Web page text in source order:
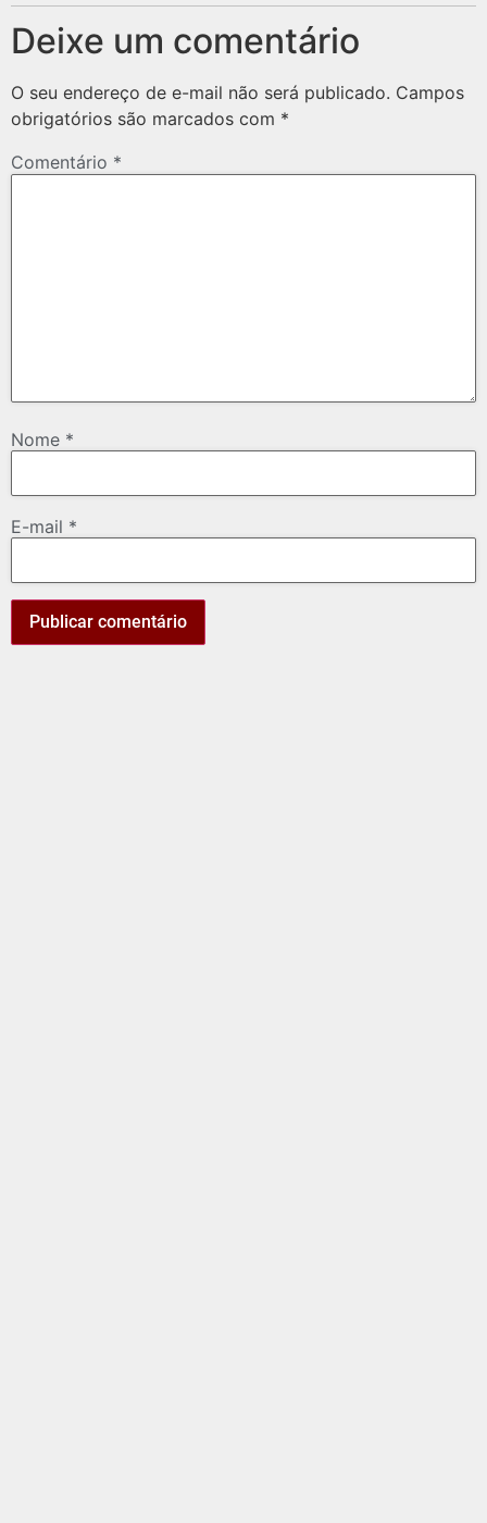
Deixe um comentário
O seu endereço de e-mail não será publicado. Campos
obrigatórios são marcados com *
Comentário *
Nome *
E-mail *